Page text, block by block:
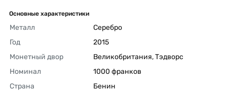
Основные характеристики
Металл
Серебро
Год
2015
Монетный двор
Великобритания, Тэдворс
Номинал
1000 франков
Страна
Бенин